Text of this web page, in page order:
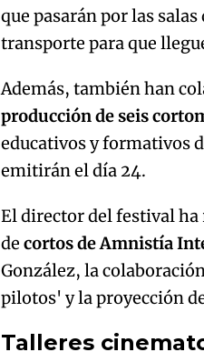
que pasarán por las
transporte para que
Además, también han
producción de seis
educativos y formativos
emitirán el día 24.
El director del festival ha
decortos de Amnistía
González, la
pilotos' y la proyección
Talleres